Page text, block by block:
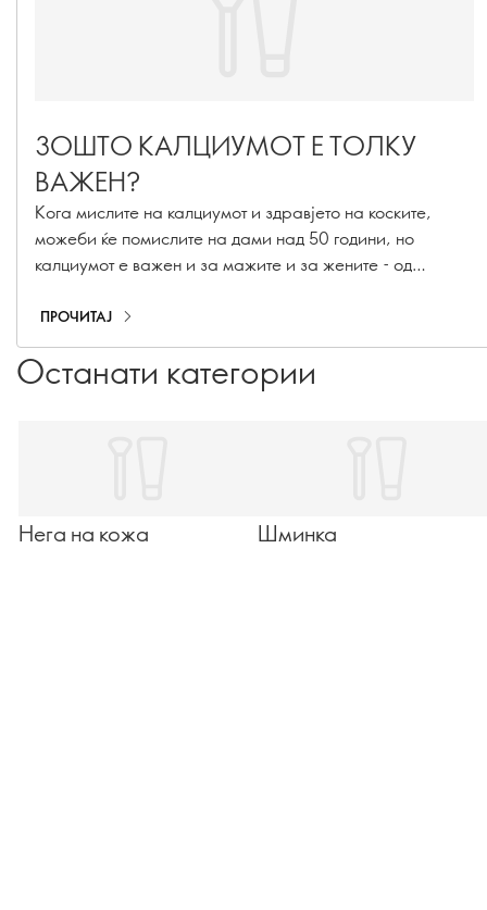
ЗОШТО КАЛЦИУМОТ Е ТОЛКУ
ВАЖЕН?
Кога мислите на калциумот и здравјето на коските,
можеби ќе помислите на дами над 50 години, но
калциумот е важен и за мажите и за жените - од
зошто калциумот е важен на секоја возраст и како
можете да бидете сигурни дека вие - и оние што ги
сакате - внесуваат доволно.
ПРОЧИТАЈ
Останати категории
Нега на кожа Шминка